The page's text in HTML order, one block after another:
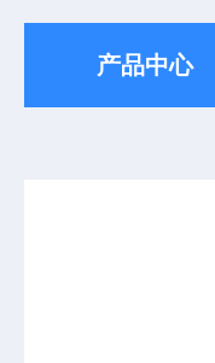
产品中心